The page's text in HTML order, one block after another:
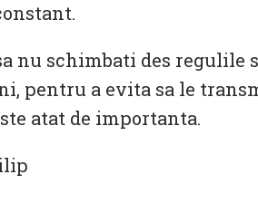
nu schimbati des regulile
pentru a evita sa le
atat de importanta.